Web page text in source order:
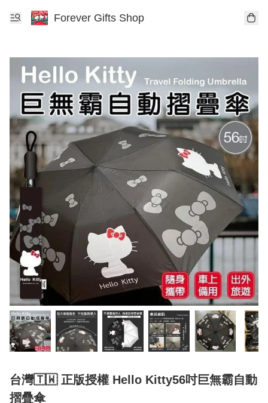
Forever Gifts Shop
台灣🇹🇼 正版授權 Hello Kitty56吋巨無霸自動
摺疊傘